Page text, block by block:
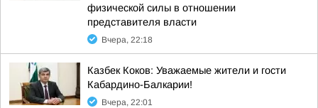
физической силы в отношении
представителя власти
Вчера, 22:18
Казбек Коков: Уважаемые жители и гости
Кабардино-Балкарии!
Вчера, 22:01